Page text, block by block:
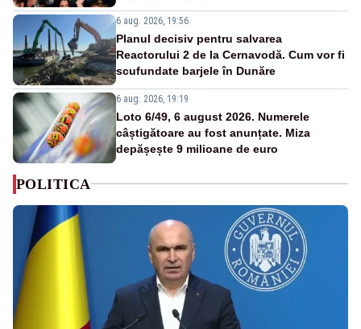
6 aug. 2026, 19:56
Planul decisiv pentru salvarea
Reactorului 2 de la Cernavodă. Cum vor fi
scufundate barjele în Dunăre
6 aug. 2026, 19:19
Loto 6/49, 6 august 2026. Numerele
câștigătoare au fost anunțate. Miza
depășește 9 milioane de euro
POLITICA